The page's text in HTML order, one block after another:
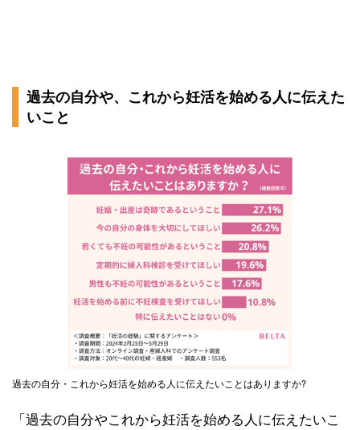
過去の自分や、これから妊活を始める人に伝えた
いこと
過去の自分・これから妊活を始める人に伝えたいことはありますか?
「過去の自分やこれから妊活を始める人に伝えたいこ